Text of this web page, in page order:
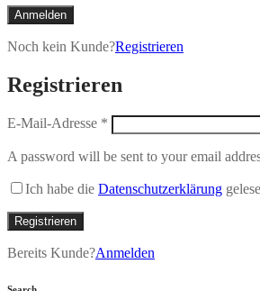
Anmelden
Noch kein Kunde?Registrieren
Registrieren
E-Mail-Adresse *
A password will be sent to your email
Ich habe die Datenschutzerklärung
Registrieren
Bereits Kunde?Anmelden